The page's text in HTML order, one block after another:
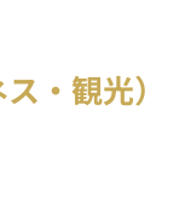
・観光）